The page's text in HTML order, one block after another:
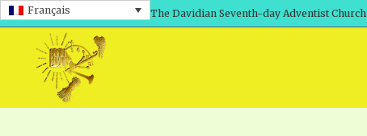
Français The Davidian Seventh-day Adventist Church